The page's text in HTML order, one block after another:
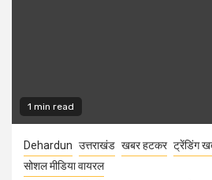
1 min read
Dehardun उत्तराखंड खबर हटकर ट्रेंडिंग
सोशल मीडिया वायरल